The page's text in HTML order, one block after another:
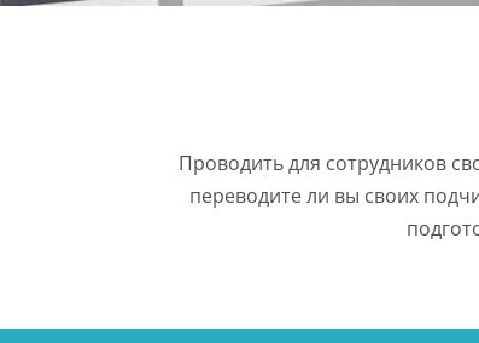
Проводить для сотрудников
переводите ли вы своих